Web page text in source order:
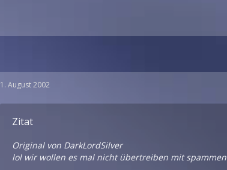
1. August 2002
Zitat
Original von DarkLordSilver
lol wir wollen es mal nicht übertreiben mit